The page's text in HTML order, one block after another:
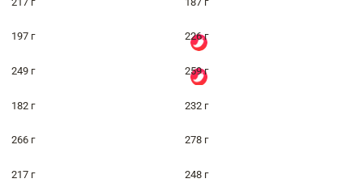
197 г 226 г
249 г 259 г
182 г 232 г
266 г 278 г
217 г 248 г